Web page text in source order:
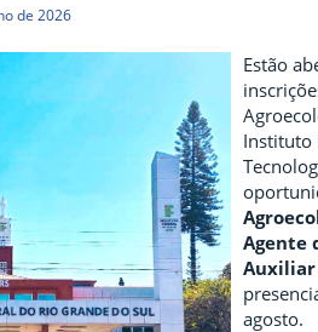
de 2026
Estão
Instituto
Agente
Auxiliar
agosto.